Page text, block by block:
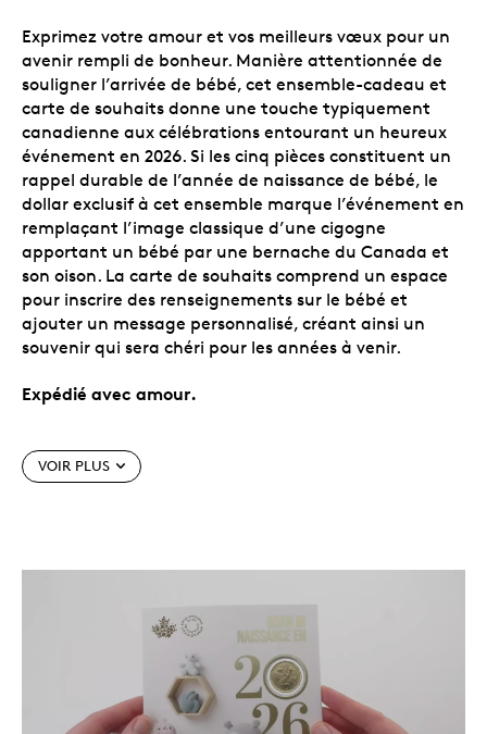
Exprimez votre amour et vos meilleurs vœux pour un
avenir rempli de bonheur. Manière attentionnée de
souligner l’arrivée de bébé, cet ensemble-cadeau et
carte de souhaits donne une touche typiquement
canadienne aux célébrations entourant un heureux
événement en 2026. Si les cinq pièces constituent un
rappel durable de l’année de naissance de bébé, le
dollar exclusif à cet ensemble marque l’événement en
remplaçant l’image classique d’une cigogne
apportant un bébé par une bernache du Canada et
son oison. La carte de souhaits comprend un espace
pour inscrire des renseignements sur le bébé et
ajouter un message personnalisé, créant ainsi un
souvenir qui sera chéri pour les années à venir.
Expédié avec amour.
Caractéristiques particulières
cadeau charmant, attentionné et abordable.
thématique spécial, chaque ensemble-cadeau
renferme une pièce de 2 $, de 25 ¢, de 10 ¢ et de 5
¢ – pour un total de cinq pièces canadiennes 2026
jamais été mises en circulation, pour immortaliser
une année de naissance.
Un ensemble à personnaliser.Inscrivez-y un
VOIR PLUS